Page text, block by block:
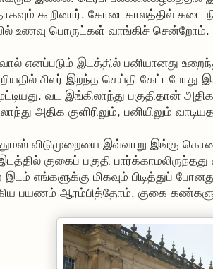
கூறினார். கோடைகாலத்தில் கடை
உணவு பொருட்கள் வாங்கிச் சென்றோம்.
எனப்படும் இடத்தில் பனியானது
சிலர் இறந்த செய்தி
வட இங்கிலாந்து பகுதிதான்
அதிக குளிரிலும், பனியிலும்
விடுமுறையை இவ்வாறு இங்கு
குகைப் பகுதி
எங்களுக்கு மிகவும் பிடித்துப்
பயணம் ஆரம்பித்தோம். குகை